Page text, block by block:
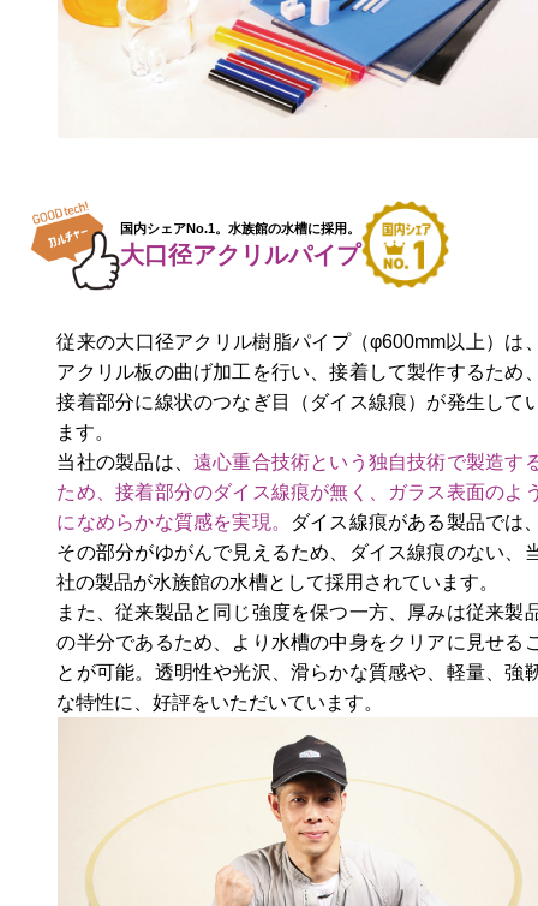
国内シェアNo.1。水族館の水槽に採用。
大口径アクリルパイプ
従来の大口径アクリル樹脂パイプ（φ600mm以上）は
アクリル板の曲げ加工を行い、接着して製作するため
接着部分に線状のつなぎ目（ダイス線痕）が発生して
ます。
当社の製品は、 遠心重合技術という独自技術で製造す
ため、接着部分のダイス線痕が無く、ガラス表面のよ
になめらかな質感を実現。
ダイス線痕がある製品では
その部分がゆがんで見えるため、ダイス線痕のない、
社の製品が水族館の水槽として採用されています。
また、従来製品と同じ強度を保つ一方、厚みは従来製
の半分であるため、より水槽の中身をクリアに見せる
とが可能。透明性や光沢、滑らかな質感や、軽量、強
な特性に、好評をいただいています。